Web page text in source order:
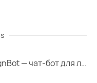
Збираємо на SignBot — чат-бот для людей із порушеннями слуху